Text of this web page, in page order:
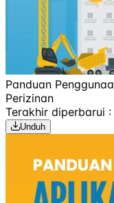
Panduan
Perizinan
Terakhir diperbarui
Unduh